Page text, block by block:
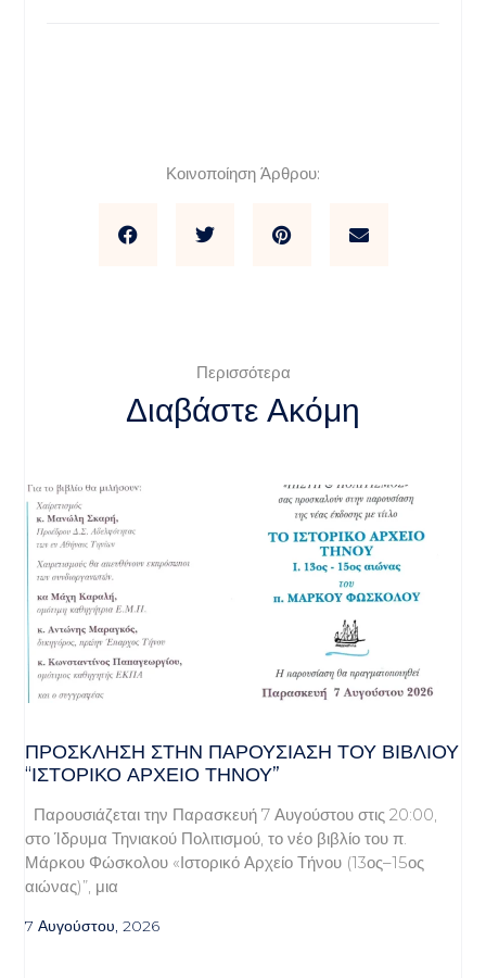
Κοινοποίηση Άρθρου:
Περισσότερα
Διαβάστε Ακόμη
ΠΡΌΣΚΛΗΣΗ ΣΤΗΝ ΠΑΡΟΥΣΊΑΣΗ ΤΟΥ ΒΙΒΛΊΟΥ
“ΙΣΤΟΡΙΚΌ ΑΡΧΕΊΟ ΤΉΝΟΥ”
Παρουσιάζεται την Παρασκευή 7 Αυγούστου στις 20:00,
στο Ίδρυμα Τηνιακού Πολιτισμού, το νέο βιβλίο του π.
Μάρκου Φώσκολου «Ιστορικό Αρχείο Τήνου (13ος–15ος
αιώνας)”, μια
7 Αυγούστου, 2026